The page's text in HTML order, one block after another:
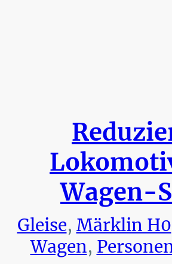
Wagen-
Gleise, Märklin H0
Wagen,